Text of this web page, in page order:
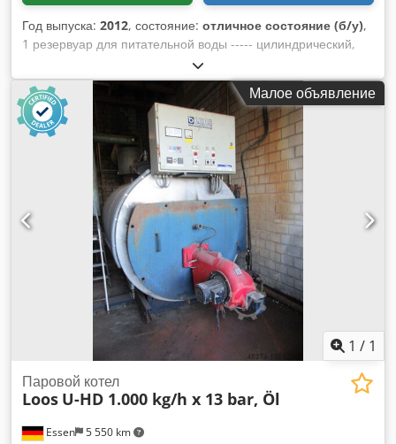
Год выпуска: 2012, состояние: отличное состояние (б/у),
1 резервуар для питательной воды ----- цилиндрический,
лежащий на седловидных ножках, изолированный, с
дегазатором объем прибл. : 5.900 л макс. допустимое
рабочее давление : 0 / + 6 бар макс. допустимая рабочая
температура : 0 / + 200° C Csdpfjmfq Rkox Alwsha Год
выпуска : 2012
Малое объявление
1 / 1
Essen 5 550 km
Паровой котел
Loos U-HD 1.000 kg/h x 13 bar, Öl